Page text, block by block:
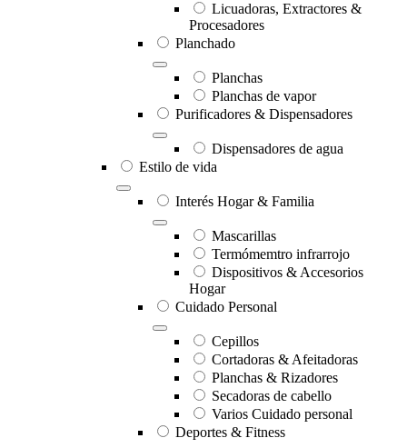
Licuadoras, Extractores &
Procesadores
Planchado
Planchas
Planchas de vapor
Purificadores & Dispensadores
Dispensadores de agua
Estilo de vida
Interés Hogar & Familia
Mascarillas
Termómemtro infrarrojo
Dispositivos & Accesorios
Hogar
Cuidado Personal
Cepillos
Cortadoras & Afeitadoras
Planchas & Rizadores
Secadoras de cabello
Varios Cuidado personal
Deportes & Fitness